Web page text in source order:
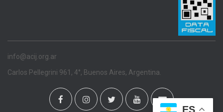
info@acij.org.ar
Carlos Pellegrini 961, 4°, Buenos Aires, Argentina.
ES